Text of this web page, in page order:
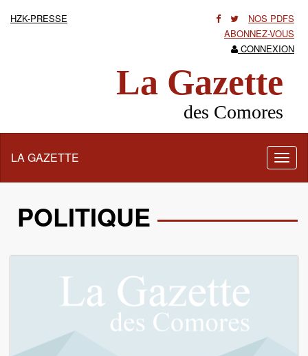
HZK-PRESSE
NOS PDFS
ABONNEZ-VOUS
CONNEXION
La Gazette
des Comores
la
LA GAZETTE
POLITIQUE